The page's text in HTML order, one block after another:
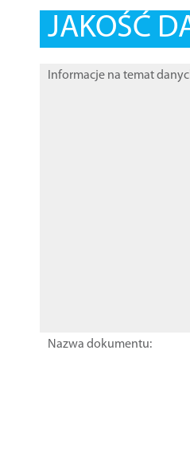
JAKOŚĆ
Informacje na temat
Nazwa dokumentu: